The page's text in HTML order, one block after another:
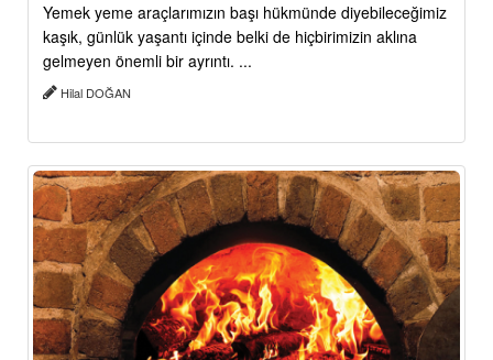
Yemek yeme araçlarımızın başı hükmünde diyebileceğimiz
kaşık, günlük yaşantı içinde belki de hiçbirimizin aklına
gelmeyen önemli bir ayrıntı. ...
Hilal DOĞAN